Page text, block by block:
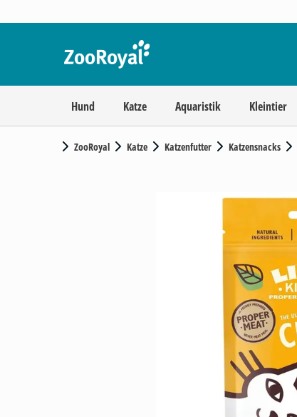
Hund Katze Aquaristik Kleintier
ZooRoyal Katze Katzenfutter Katzensnacks